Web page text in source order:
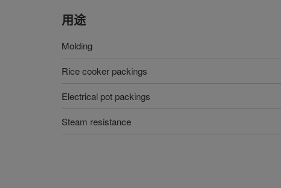
用途
Molding
Rice cooker packings
Electrical pot packings
Steam resistance